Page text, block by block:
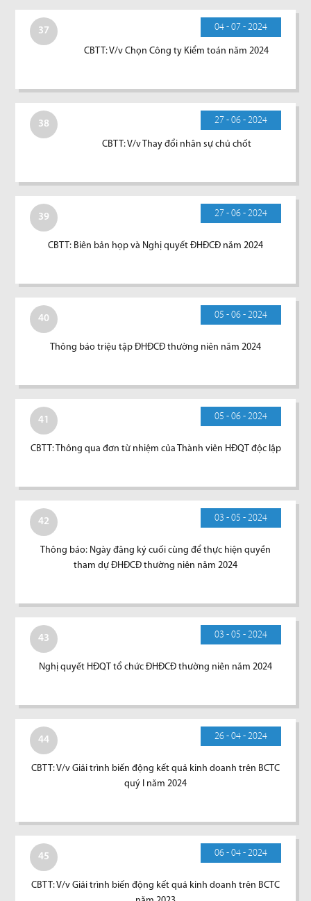
37 04 - 07 - 2024
CBTT: V/v Chọn Công ty Kiểm toán năm 2024
38 27 - 06 - 2024
CBTT: V/v Thay đổi nhân sự chủ chốt
39 27 - 06 - 2024
CBTT: Biên bản họp và Nghị quyết ĐHĐCĐ năm 2024
40 05 - 06 - 2024
Thông báo triệu tập ĐHĐCĐ thường niên năm 2024
41 05 - 06 - 2024
CBTT: Thông qua đơn từ nhiệm của Thành viên HĐQT độc lập
42 03 - 05 - 2024
Thông báo: Ngày đăng ký cuối cùng để thực hiện quyền
tham dự ĐHĐCĐ thường niên năm 2024
43 03 - 05 - 2024
Nghị quyết HĐQT tổ chức ĐHĐCĐ thường niên năm 2024
44 26 - 04 - 2024
CBTT: V/v Giải trình biến động kết quả kinh doanh trên BCTC
quý I năm 2024
45 06 - 04 - 2024
CBTT: V/v Giải trình biến động kết quả kinh doanh trên BCTC